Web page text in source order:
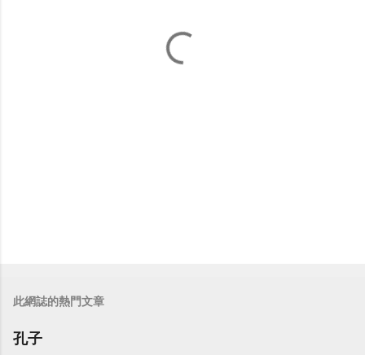
此網誌的熱門文章
孔子